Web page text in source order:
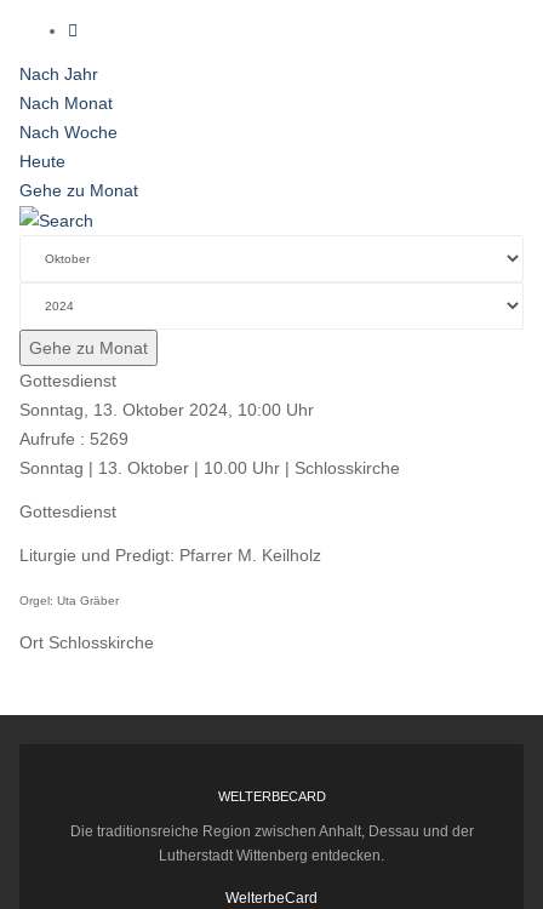
Nach Jahr
Nach Monat
Nach Woche
Heute
Gehe zu Monat
Gehe zu Monat
Gottesdienst
Sonntag, 13. Oktober 2024, 10:00 Uhr
Aufrufe : 5269
Sonntag | 13. Oktober | 10.00 Uhr | Schlosskirche
Gottesdienst
Liturgie und Predigt: Pfarrer M. Keilholz
Orgel: Uta Gräber
Ort Schlosskirche
WELTERBECARD
Die traditionsreiche Region zwischen Anhalt, Dessau und der
Lutherstadt Wittenberg entdecken.
WelterbeCard